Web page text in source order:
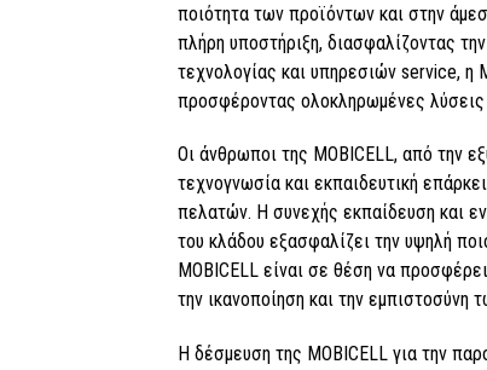
ποιότητα των προϊόντων και στην
πλήρη υποστήριξη, διασφαλίζοντας
τεχνολογίας και υπηρεσιών service, η
προσφέροντας ολοκληρωμένες
Οι άνθρωποι της MOBICELL, από την
τεχνογνωσία και εκπαιδευτική
πελατών. Η συνεχής εκπαίδευση και
του κλάδου εξασφαλίζει την υψηλή
MOBICELL είναι σε θέση να
την ικανοποίηση και την εμπιστοσύνη
Η δέσμευση της MOBICELL για την